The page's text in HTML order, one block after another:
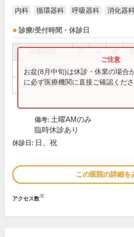
内科 循環器科 呼吸器科 消化器
診療/受付時間・休診日
9:00～12:30 ● ● ● ●
13:30～18:00 ● ● ● ●
お盆(8月中旬)は休診・休業の場合
に必ず医療機関に直接ご確認くださ
備考: 土曜AMのみ
臨時休診あり
休診日: 日、祝
この医院の詳細を
アクセス数※